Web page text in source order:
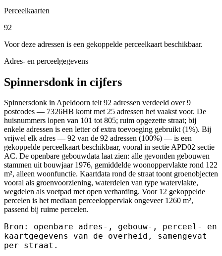
Perceelkaarten
92
Voor deze adressen is een gekoppelde perceelkaart beschikbaar.
Adres- en perceelgegevens
Spinnersdonk in cijfers
Spinnersdonk in Apeldoorn telt 92 adressen verdeeld over 9
postcodes — 7326HB komt met 25 adressen het vaakst voor. De
huisnummers lopen van 101 tot 805; ruim opgezette straat; bij
enkele adressen is een letter of extra toevoeging gebruikt (1%). Bij
vrijwel elk adres — 92 van de 92 adressen (100%) — is een
gekoppelde perceelkaart beschikbaar, vooral in sectie APD02 sectie
AC. De openbare gebouwdata laat zien: alle gevonden gebouwen
stammen uit bouwjaar 1976, gemiddelde woonoppervlakte rond 122
m², alleen woonfunctie. Kaartdata rond de straat toont groenobjecten
vooral als groenvoorziening, waterdelen van type watervlakte,
wegdelen als voetpad met open verharding. Voor 12 gekoppelde
percelen is het mediaan perceeloppervlak ongeveer 1260 m²,
passend bij ruime percelen.
Bron: openbare adres-, gebouw-, perceel- en
kaartgegevens van de overheid, samengevat
per straat.